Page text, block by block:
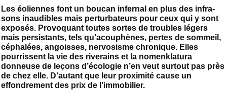
Les éoliennes font un boucan infernal en plus des infra-
sons inaudibles mais perturbateurs pour ceux qui y sont
exposés. Provoquant toutes sortes de troubles légers
mais persistants, tels qu’acouphènes, pertes de sommeil,
céphalées, angoisses, nervosisme chronique. Elles
pourrissent la vie des riverains et la nomenklatura
donneuse de leçons d’écologie n’en veut surtout pas près
de chez elle. D’autant que leur proximité cause un
effondrement des prix de l’immobilier.